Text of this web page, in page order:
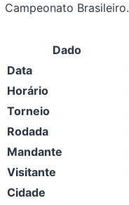
Campeonato Brasileiro.
Dado
Data
Horário
Torneio
Rodada
Mandante
Visitante
Cidade